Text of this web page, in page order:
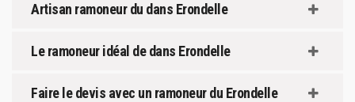
Artisan ramoneur du dans Erondelle
Le ramoneur idéal de dans Erondelle
Faire le devis avec un ramoneur du Erondelle